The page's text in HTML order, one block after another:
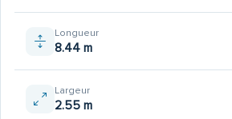
Longueur
8.44 m
Largeur
2.55 m